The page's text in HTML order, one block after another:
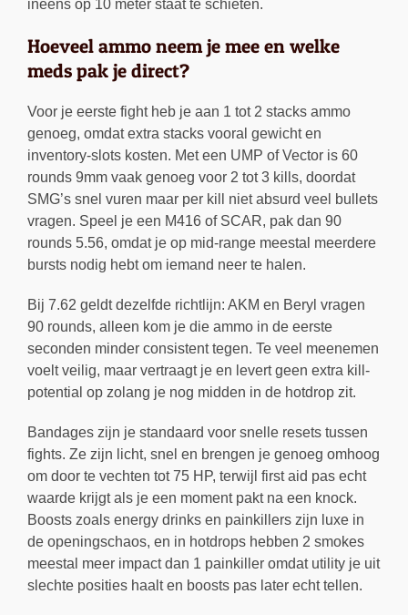
ineens op 10 meter staat te schieten.
Hoeveel ammo neem je mee en welke
meds pak je direct?
Voor je eerste fight heb je aan 1 tot 2 stacks ammo
genoeg, omdat extra stacks vooral gewicht en
inventory-slots kosten. Met een UMP of Vector is 60
rounds 9mm vaak genoeg voor 2 tot 3 kills, doordat
SMG’s snel vuren maar per kill niet absurd veel bullets
vragen. Speel je een M416 of SCAR, pak dan 90
rounds 5.56, omdat je op mid-range meestal meerdere
bursts nodig hebt om iemand neer te halen.
Bij 7.62 geldt dezelfde richtlijn: AKM en Beryl vragen
90 rounds, alleen kom je die ammo in de eerste
seconden minder consistent tegen. Te veel meenemen
voelt veilig, maar vertraagt je en levert geen extra kill-
potential op zolang je nog midden in de hotdrop zit.
Bandages zijn je standaard voor snelle resets tussen
fights. Ze zijn licht, snel en brengen je genoeg omhoog
om door te vechten tot 75 HP, terwijl first aid pas echt
waarde krijgt als je een moment pakt na een knock.
Boosts zoals energy drinks en painkillers zijn luxe in
de openingschaos, en in hotdrops hebben 2 smokes
meestal meer impact dan 1 painkiller omdat utility je uit
slechte posities haalt en boosts pas later echt tellen.